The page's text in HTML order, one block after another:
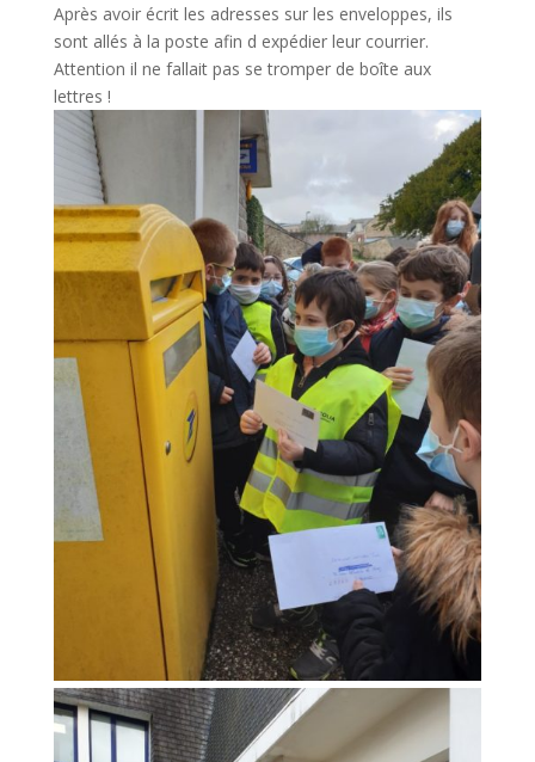
Après avoir écrit les adresses sur les enveloppes, ils
sont allés à la poste afin d expédier leur courrier.
Attention il ne fallait pas se tromper de boîte aux
lettres !